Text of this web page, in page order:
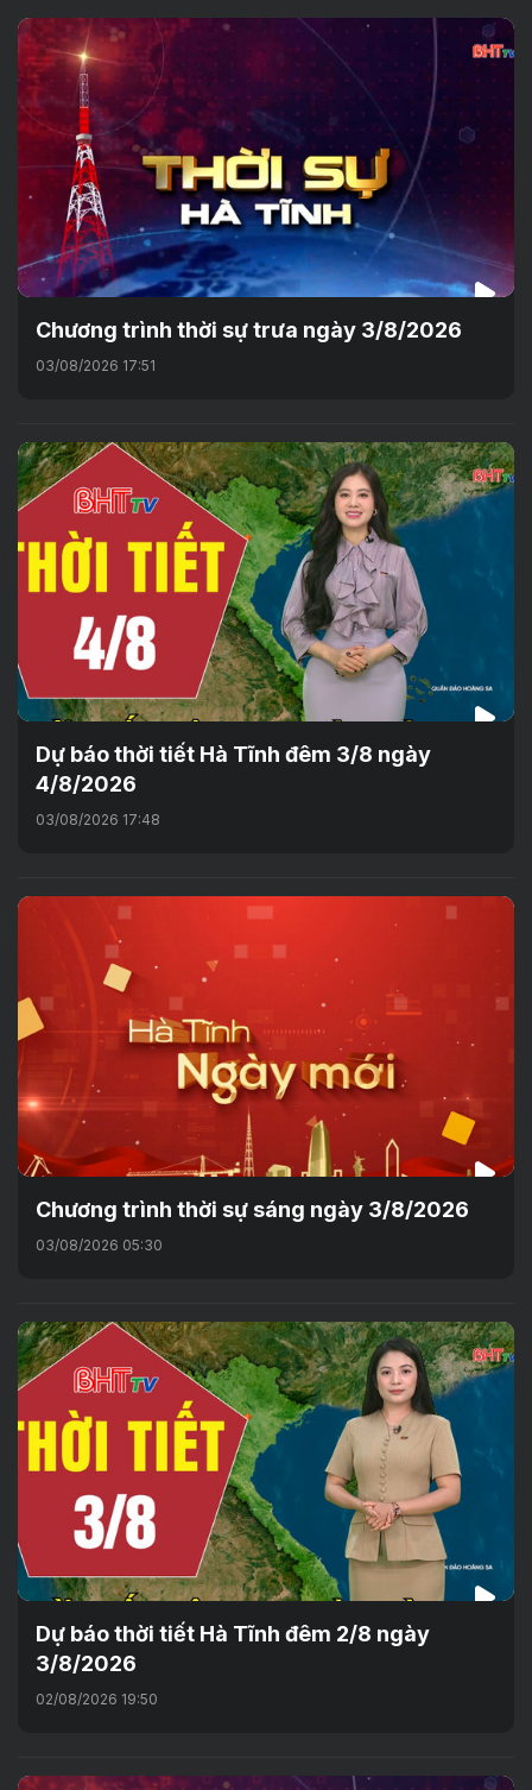
Chương trình thời sự trưa ngày 3/8/2026
03/08/2026 17:51
Dự báo thời tiết Hà Tĩnh đêm 3/8 ngày
4/8/2026
03/08/2026 17:48
Chương trình thời sự sáng ngày 3/8/2026
03/08/2026 05:30
Dự báo thời tiết Hà Tĩnh đêm 2/8 ngày
3/8/2026
02/08/2026 19:50